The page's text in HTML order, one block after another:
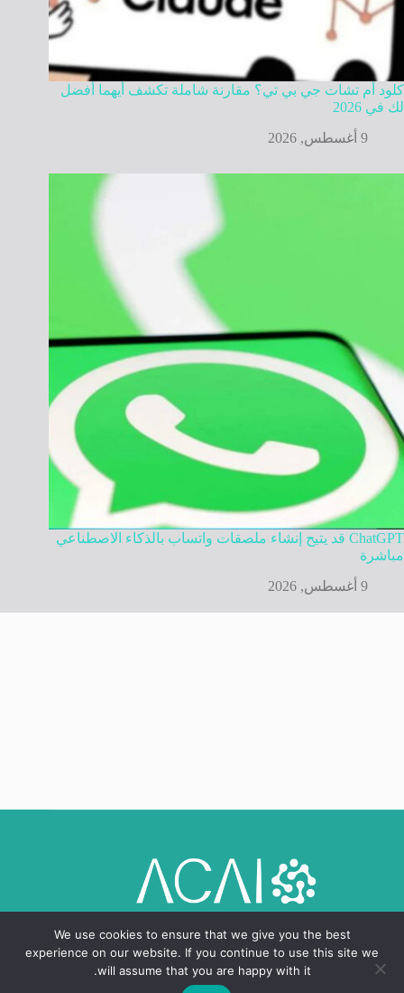
كلود أم تشات جي بي تي؟ مقارنة شاملة تكشف أيهما أفضل
لك في 2026
9 أغسطس, 2026
ChatGPT قد يتيح إنشاء ملصقات واتساب بالذكاء الاصطناعي
مباشرة
9 أغسطس, 2026
We use cookies to ensure that we give you the best
experience on our website. If you continue to use this site we
will assume that you are happy with it.